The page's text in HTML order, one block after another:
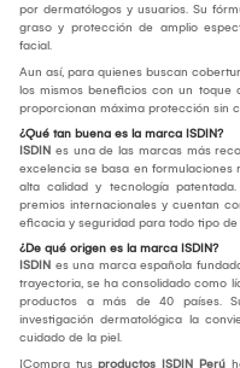
por dermatólogos y usuarios. Su
graso y protección de amplio
facial.
Aun así, para quienes buscan
los mismos beneficios con un toque
proporcionan máxima protección sin
¿Qué tan buena es la marca ISDIN?
ISDIN es una de las marcas más
excelencia se basa en formulaciones
alta calidad y tecnología patentada.
premios internacionales y cuentan
eficacia y seguridad para todo tipo de
¿De qué origen es la marca ISDIN?
ISDIN es una marca española
trayectoria, se ha consolidado como
productos a más de 40 países.
investigación dermatológica la
cuidado de la piel.
¡Compra tus productos ISDIN Perú